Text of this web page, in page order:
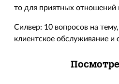
то для приятных отношений
Силвер: 10 вопросов на
клиентское обслуживание и